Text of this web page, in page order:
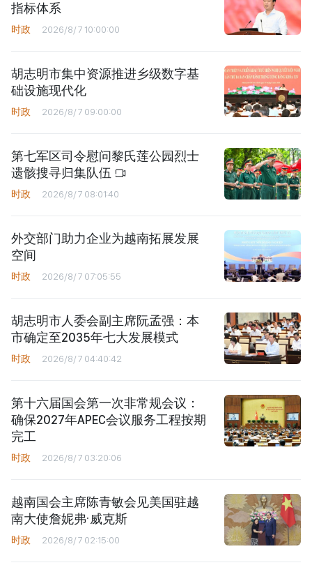
指标体系
时政 2026/8/7 10:00:00
胡志明市集中资源推进乡级数字基
础设施现代化
时政 2026/8/7 09:00:00
第七军区司令慰问黎氏莲公园烈士
遗骸搜寻归集队伍
时政 2026/8/7 08:01:40
外交部门助力企业为越南拓展发展
空间
时政 2026/8/7 07:05:55
胡志明市人委会副主席阮孟强：本
市确定至2035年七大发展模式
时政 2026/8/7 04:40:42
第十六届国会第一次非常规会议：
确保2027年APEC会议服务工程按期
完工
时政 2026/8/7 03:20:06
越南国会主席陈青敏会见美国驻越
南大使詹妮弗·威克斯
时政 2026/8/7 02:15:00